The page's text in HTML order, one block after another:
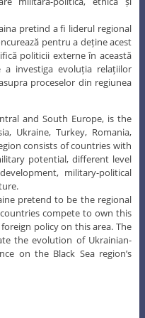
pretind a fi liderul regional
pentru a deține acest
politicii externe în această
a investiga evoluția relațiilor
proceselor din regiunea
and South Europe, is the
Ukraine, Turkey, Romania,
consists of countries with
potential, different level
military-political
pretend to be the regional
compete to own this
policy on this area. The
the evolution of Ukrainian-
on the Black Sea region’s